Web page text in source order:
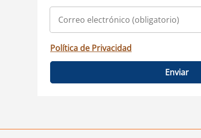
Política de Privacidad
Enviar